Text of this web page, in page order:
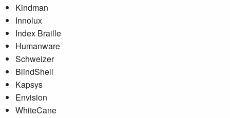
Kindman
Innolux
Index Braille
Humanware
Schweizer
BlindShell
Kapsys
Envision
WhiteCane